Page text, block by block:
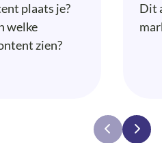
plaats je?
welke
zien?
Dit